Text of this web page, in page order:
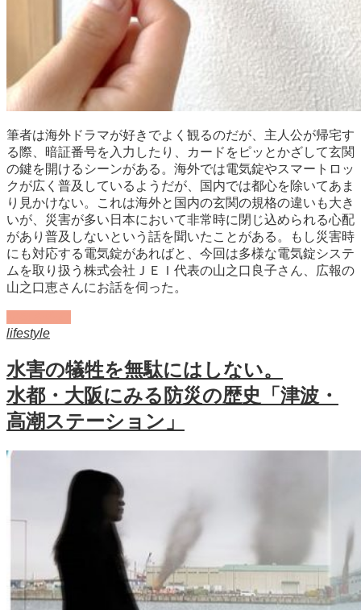
筆者は海外ドラマが好きでよく観るのだが、主人公が帰宅す
る際、暗証番号を入力したり、カードをピッとかざして玄関
の鍵を開けるシーンがある。海外では電気錠やスマートロッ
クが広く普及しているようだが、国内では都心を除いてあま
り見かけない。これは海外と国内の玄関の規格の違いも大き
いが、災害が多い日本において非常時に閉じ込められる心配
があり普及しないという話を聞いたことがある。もし災害時
にも対応する電気錠があればと、今回は多様な電気錠システ
ムを取り扱う株式会社ＪＥＩ代表の山之口良子さん、広報の
山之口恵さんにお話を伺った。
lifestyle
水害の犠牲を無駄にはしない。
水都・大阪にみる防災の歴史「津波・
高潮ステーション」